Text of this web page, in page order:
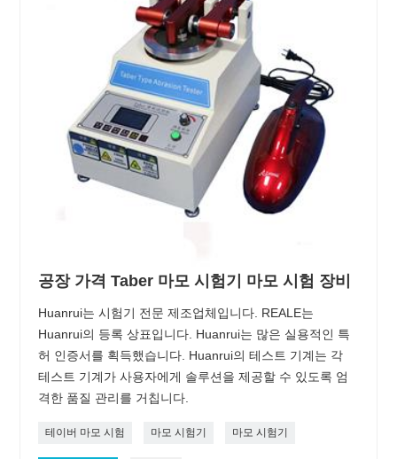
공장 가격 Taber 마모 시험기 마모 시험 장비
Huanrui는 시험기 전문 제조업체입니다. REALE는
Huanrui의 등록 상표입니다. Huanrui는 많은 실용적인 특
허 인증서를 획득했습니다. Huanrui의 테스트 기계는 각
테스트 기계가 사용자에게 솔루션을 제공할 수 있도록 엄
격한 품질 관리를 거칩니다.
테이버 마모 시험 마모 시험기 마모 시험기